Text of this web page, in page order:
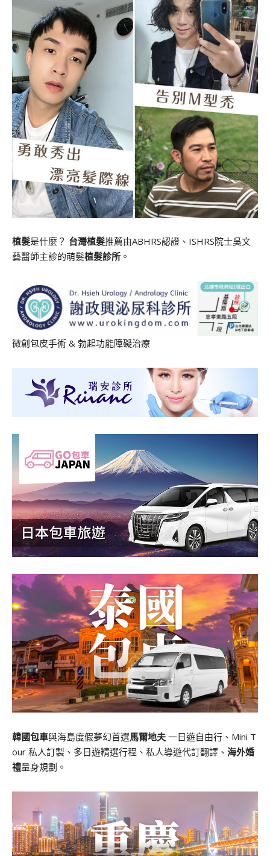
植髮是什麼？ 台灣植髮推薦由ABHRS認證、ISHRS院士吳文
藝醫師主診的萌髮植髮診所 。
微創包皮手術 & 勃起功能障礙治療
韓國包車與海島度假夢幻首選馬爾地夫 一日遊自由行、Mini T
our 私人訂製、多日遊精選行程、私人導遊代訂翻譯、 海外婚
禮量身規劃。